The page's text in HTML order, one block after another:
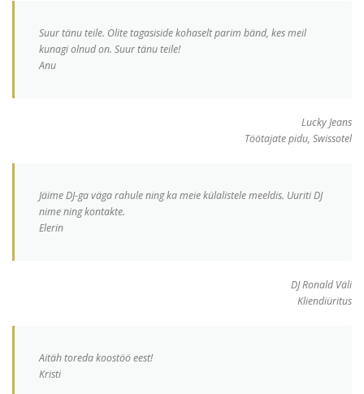
Suur tänu teile. Olite tagasiside kohaselt parim bänd, kes meil
kunagi olnud on. Suur tänu teile!
Anu
Lucky Jeans
Töötajate pidu, Swissotel
Jäime DJ-ga väga rahule ning ka meie külalistele meeldis. Uuriti DJ
nime ning kontakte.
Elerin
DJ Ronald Väli
Kliendiüritus
Aitäh toreda koostöö eest!
Kristi